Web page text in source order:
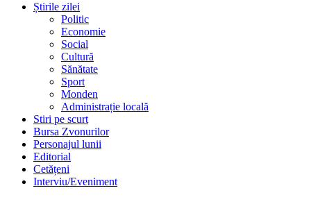
Știrile zilei
Politic
Economie
Social
Cultură
Sănătate
Sport
Monden
Administrație locală
Stiri pe scurt
Bursa Zvonurilor
Personajul lunii
Editorial
Cetățeni
Interviu/Eveniment